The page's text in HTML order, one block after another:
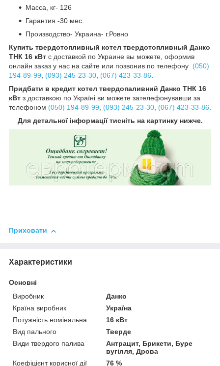
Масса, кг- 126
Гарантия -30 мес.
Производство- Украина- г.Ровно
Купить твердотопливный котел твердотопливный Данко
ТНК 16 кВт с доставкой по Украине вы можете, оформив
онлайн заказ у нас на сайте или позвонив по телефону (050)
194-89-99
(093) 245-23-30 (067) 423-33-86
Придбати в кредит котел твердопаливний Данко ТНК 16
кВт з доставкою по Україні ви можете зателефонувавши за
телефоном (050) 194-89-99 (093) 245-23-30 (067) 423-33-86
Для детальної інформації тисніть на картинку нижче.
Приховати
Характеристики
Основні
Виробник
Данко
Країна виробник
Україна
Потужність номінальна
16 кВт
Вид пального
Тверде
Види твердого палива
Антрацит, Брикети, Буре
вугілля, Дрова
Коефіцієнт корисної дії
76 %